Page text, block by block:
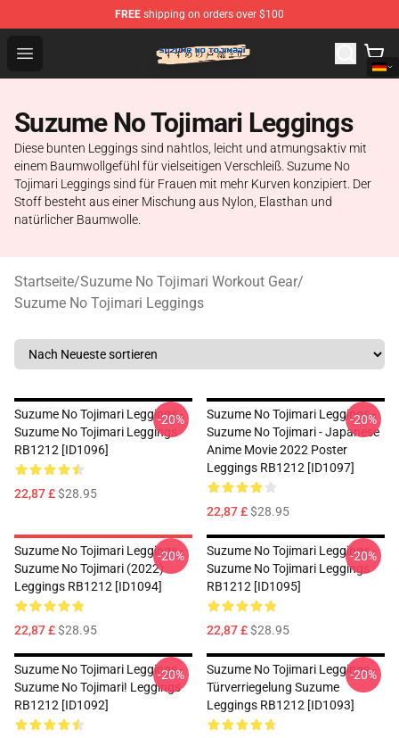
FREE shipping on orders over $100
Open menu
Suzumeno Tojimari Store - Official Suzumeno Tojimari
Suzume No Tojimari Leggings
Diese bunten Leggings sind nahtlos, leicht und atmungsaktiv mit
einem Baumwollgefühl für vielseitigen Verschleiß. Suzume No
Tojimari Leggings sind für Frauen mit mehr Kurven konzipiert. Der
Stoff besteht aus einer Mischung aus Nylon, Elasthan und
natürlicher Baumwolle.
Startseite/Suzume No Tojimari Workout Gear/
Suzume No Tojimari Leggings
Suzume No Tojimari Leggings -
Suzume No Tojimari Leggings
RB1212 [ID1096]
22,87 £$28.95
-20%
Suzume No Tojimari Leggings -
Suzume No Tojimari - Japanese
Anime Movie 2022 Poster
Leggings RB1212 [ID1097]
22,87 £$28.95
-20%
Suzume No Tojimari Leggings -
Suzume No Tojimari (2022)
Leggings RB1212 [ID1094]
22,87 £$28.95
-20%
Suzume No Tojimari Leggings -
Suzume No Tojimari Leggings
RB1212 [ID1095]
22,87 £$28.95
-20%
Suzume No Tojimari Leggings -
Suzume No Tojimari! Leggings
RB1212 [ID1092]
-20%
Suzume No Tojimari Leggings -
Türverriegelung Suzume
Leggings RB1212 [ID1093]
-20%